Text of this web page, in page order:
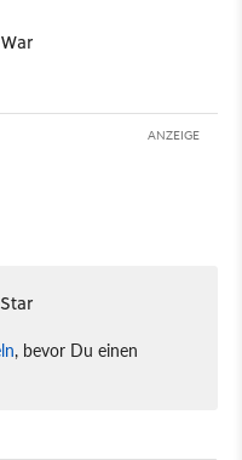
ANZEIGE
, bevor Du einen